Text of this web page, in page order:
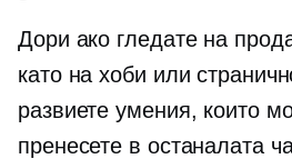
Дори ако гледате на
като на хоби или
развиете умения, които
пренесете в останалата